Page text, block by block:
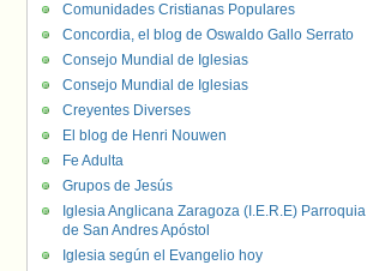
Comunidades Cristianas Populares
Concordia, el blog de Oswaldo Gallo Serrato
Consejo Mundial de Iglesias
Consejo Mundial de Iglesias
Creyentes Diverses
El blog de Henri Nouwen
Fe Adulta
Grupos de Jesús
Iglesia Anglicana Zaragoza (I.E.R.E) Parroquia
de San Andres Apóstol
Iglesia según el Evangelio hoy